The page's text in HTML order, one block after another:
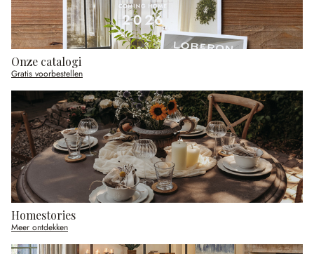
Onze catalogi
Gratis voorbestellen
Homestories
Meer ontdekken